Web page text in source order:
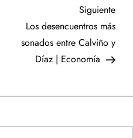
Siguiente
Los desencuentros más
sonados entre Calviño y
Díaz | Economía